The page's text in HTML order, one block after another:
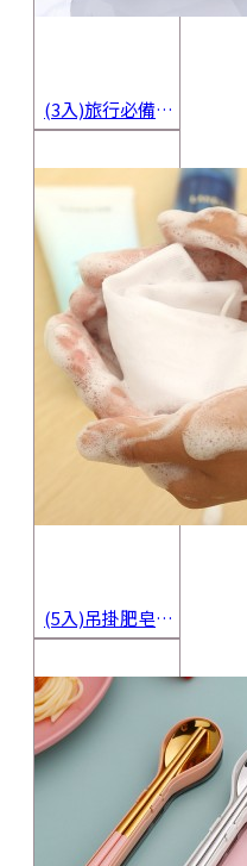
(3入)旅行必備密封香皂收納盒 方便攜帶防水海綿肥皂盒 香皂盒
(5入)吊掛肥皂起泡網 香皂起泡袋